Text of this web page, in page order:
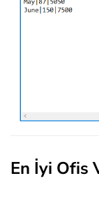
En İyi Ofis